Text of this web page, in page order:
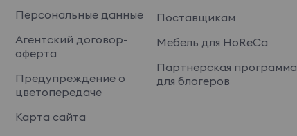
Персональные данные
Агентский договор-
оферта
Предупреждение о
цветопередаче
Карта сайта
Поставщикам
Мебель для HoReCa
Партнерская программа
для блогеров